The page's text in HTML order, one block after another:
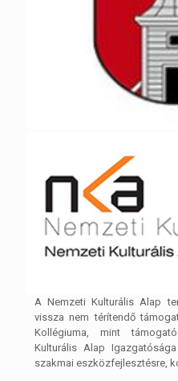
A Nemzeti Kulturális Alap
vissza nem térítendő
Kollégiuma, mint
Kulturális Alap
szakmai eszközfejlesztésre,